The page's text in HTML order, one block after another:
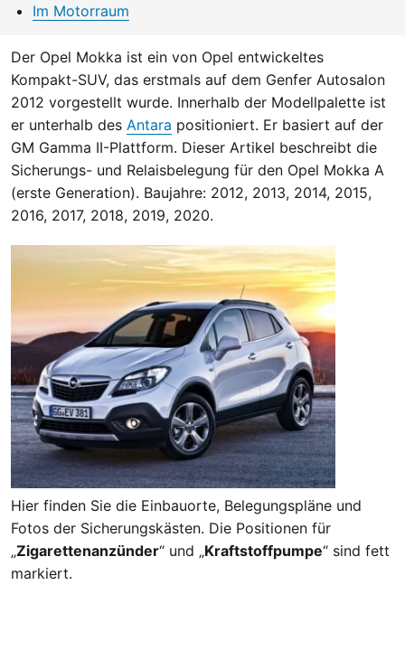
Im Motorraum
Der Opel Mokka ist ein von Opel entwickeltes
Kompakt-SUV, das erstmals auf dem Genfer Autosalon
2012 vorgestellt wurde. Innerhalb der Modellpalette ist
er unterhalb des Antara positioniert. Er basiert auf der
GM Gamma II-Plattform. Dieser Artikel beschreibt die
Sicherungs- und Relaisbelegung für den Opel Mokka A
(erste Generation). Baujahre: 2012, 2013, 2014, 2015,
2016, 2017, 2018, 2019, 2020.
Hier finden Sie die Einbauorte, Belegungspläne und
Fotos der Sicherungskästen. Die Positionen für
„Zigarettenanzünder“ und „Kraftstoffpumpe“ sind fett
markiert.